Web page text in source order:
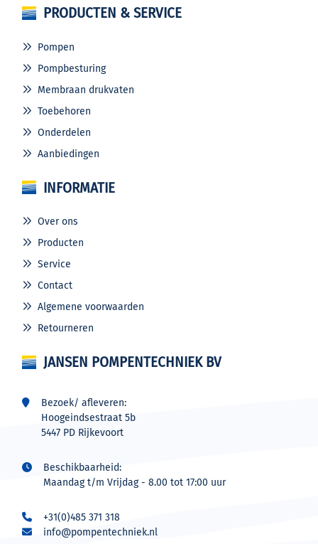
PRODUCTEN & SERVICE
Pompen
Pompbesturing
Membraan drukvaten
Toebehoren
Onderdelen
Aanbiedingen
INFORMATIE
Over ons
Producten
Service
Contact
Algemene voorwaarden
Retourneren
JANSEN POMPENTECHNIEK BV
Bezoek/ afleveren:
Hoogeindsestraat 5b
5447 PD Rijkevoort
Beschikbaarheid:
Maandag t/m Vrijdag - 8.00 tot 17:00 uur
+31(0)485 371 318
info@pompentechniek.nl